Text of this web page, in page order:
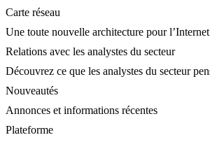
Carte réseau
Une toute nouvelle architecture pour
Relations avec les analystes du secteur
Découvrez ce que les analystes du secteur
Nouveautés
Annonces et informations récentes
Plateforme